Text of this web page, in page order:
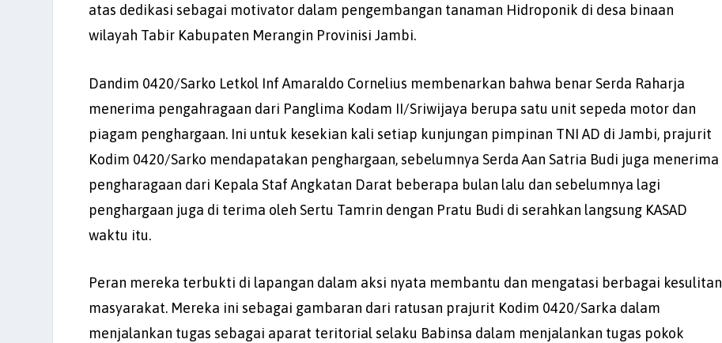
atas dedikasi sebagai motivator dalam pengembangan tanaman Hidroponik di desa binaan
wilayah Tabir Kabupaten Merangin Provinisi Jambi.
Dandim 0420/Sarko Letkol Inf Amaraldo Cornelius membenarkan bahwa benar Serda Raharja
menerima pengahragaan dari Panglima Kodam II/Sriwijaya berupa satu unit sepeda motor dan
piagam penghargaan. Ini untuk kesekian kali setiap kunjungan pimpinan TNI AD di Jambi, prajurit
Kodim 0420/Sarko mendapatakan penghargaan, sebelumnya Serda Aan Satria Budi juga menerima
pengharagaan dari Kepala Staf Angkatan Darat beberapa bulan lalu dan sebelumnya lagi
penghargaan juga di terima oleh Sertu Tamrin dengan Pratu Budi di serahkan langsung KASAD
waktu itu.
Peran mereka terbukti di lapangan dalam aksi nyata membantu dan mengatasi berbagai kesulitan
masyarakat. Mereka ini sebagai gambaran dari ratusan prajurit Kodim 0420/Sarka dalam
menjalankan tugas sebagai aparat teritorial selaku Babinsa dalam menjalankan tugas pokok